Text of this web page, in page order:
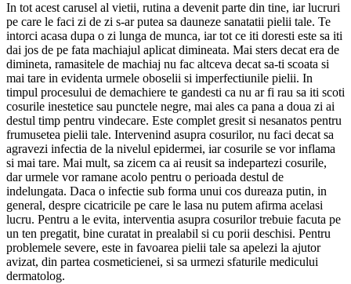
In tot acest carusel al vietii, rutina a devenit parte din tine, iar lucruri
pe care le faci zi de zi s-ar putea sa dauneze sanatatii pielii tale. Te
intorci acasa dupa o zi lunga de munca, iar tot ce iti doresti este sa iti
dai jos de pe fata machiajul aplicat dimineata. Mai sters decat era de
dimineta, ramasitele de machiaj nu fac altceva decat sa-ti scoata si
mai tare in evidenta urmele oboselii si imperfectiunile pielii. In
timpul procesului de demachiere te gandesti ca nu ar fi rau sa iti scoti
cosurile inestetice sau punctele negre, mai ales ca pana a doua zi ai
destul timp pentru vindecare. Este complet gresit si nesanatos pentru
frumusetea pielii tale. Intervenind asupra cosurilor, nu faci decat sa
agravezi infectia de la nivelul epidermei, iar cosurile se vor inflama
si mai tare. Mai mult, sa zicem ca ai reusit sa indepartezi cosurile,
dar urmele vor ramane acolo pentru o perioada destul de
indelungata. Daca o infectie sub forma unui cos dureaza putin, in
general, despre cicatricile pe care le lasa nu putem afirma acelasi
lucru. Pentru a le evita, interventia asupra cosurilor trebuie facuta pe
un ten pregatit, bine curatat in prealabil si cu porii deschisi. Pentru
problemele severe, este in favoarea pielii tale sa apelezi la ajutor
avizat, din partea cosmeticienei, si sa urmezi sfaturile medicului
dermatolog.